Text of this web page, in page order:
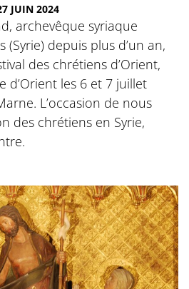
JUIN 2024
archevêque syriaque
depuis plus d’un an,
des chrétiens d’Orient,
d’Orient les 6 et 7 juillet
L’occasion de nous
des chrétiens en Syrie,